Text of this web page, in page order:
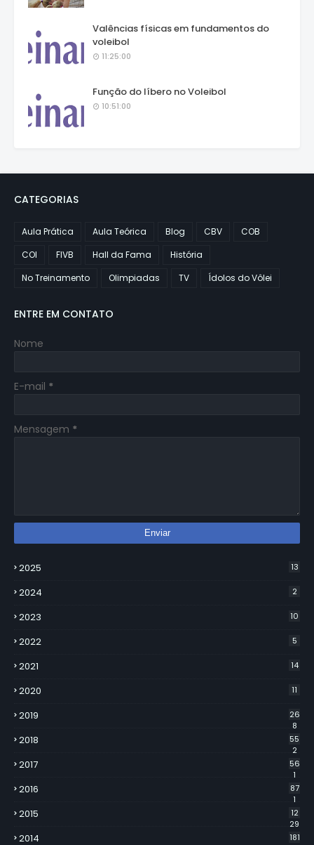
Valências físicas em fundamentos do
voleibol
11:25:00
Função do líbero no Voleibol
10:51:00
CATEGORIAS
Aula Prática Aula Teórica Blog CBV
COB
COI
FIVB Hall da Fama
História
No Treinamento
Olimpiadas TV Ídolos do Vôlei
ENTRE EM CONTATO
Nome
E-mail *
Mensagem *
2025 13
2024 2
2023 10
2022 5
2021 14
2020 11
2019
26
8
2018
55
2
2017
56
1
2016
87
1
2015
12
29
2014
181